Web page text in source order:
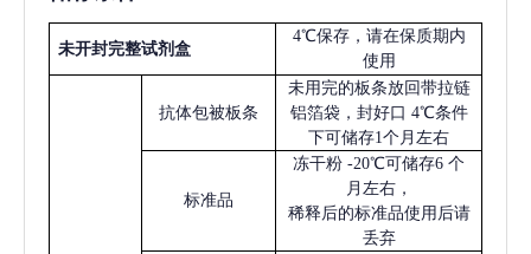
未开封完整试剂盒
4℃保存，请在保质期内
使用
抗体包被板条
未用完的板条放回带拉链
铝箔袋，封好口 4℃条件
下可储存1个月左右
标准品
冻干粉 -20℃可储存6 个
月左右，
稀释后的标准品使用后请
丢弃